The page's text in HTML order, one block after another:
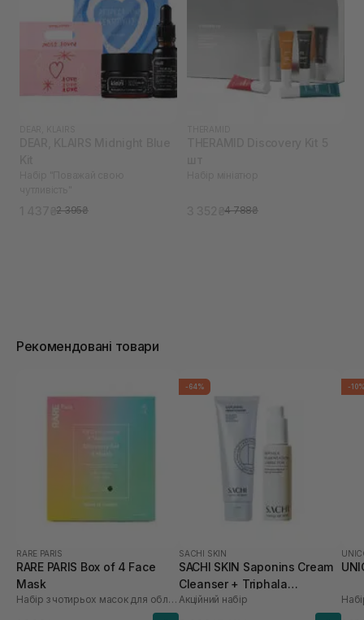
1 437₴2 395₴ 3 352₴4 788₴
Рекомендовані товари
RARE PARIS
RARE PARIS Box of 4 Face
Mask
Набір з чотирьох масок для обличчя
-64%
SACHI SKIN
SACHI SKIN Saponins Cream
Cleanser + Triphala
Pigmentation Corrector
Акційний набір
-